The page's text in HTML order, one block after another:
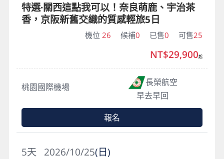
特選·關西這點我可以！奈良萌鹿、宇治茶
香，京阪新舊交織的質感輕旅5日
機位 26 候補0 已售0 可售25
桃園國際機場
長榮航空
早去早回
NT$29,900起
報名
2026/10/25(日)
5天